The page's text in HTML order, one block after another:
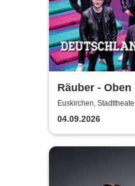
Räuber -
Rechts
Euskirchen,
04.09.2026